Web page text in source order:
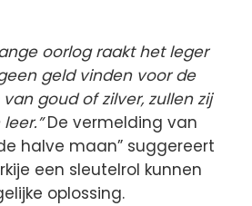
oorlog raakt het leger
geld vinden voor de
goud of zilver, zullen zij
De vermelding van
halve maan” suggereert
een sleutelrol kunnen
oplossing.